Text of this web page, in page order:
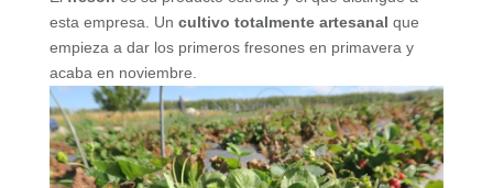
esta empresa. Un cultivo totalmente artesanal que
empieza a dar los primeros fresones en primavera y
acaba en noviembre.